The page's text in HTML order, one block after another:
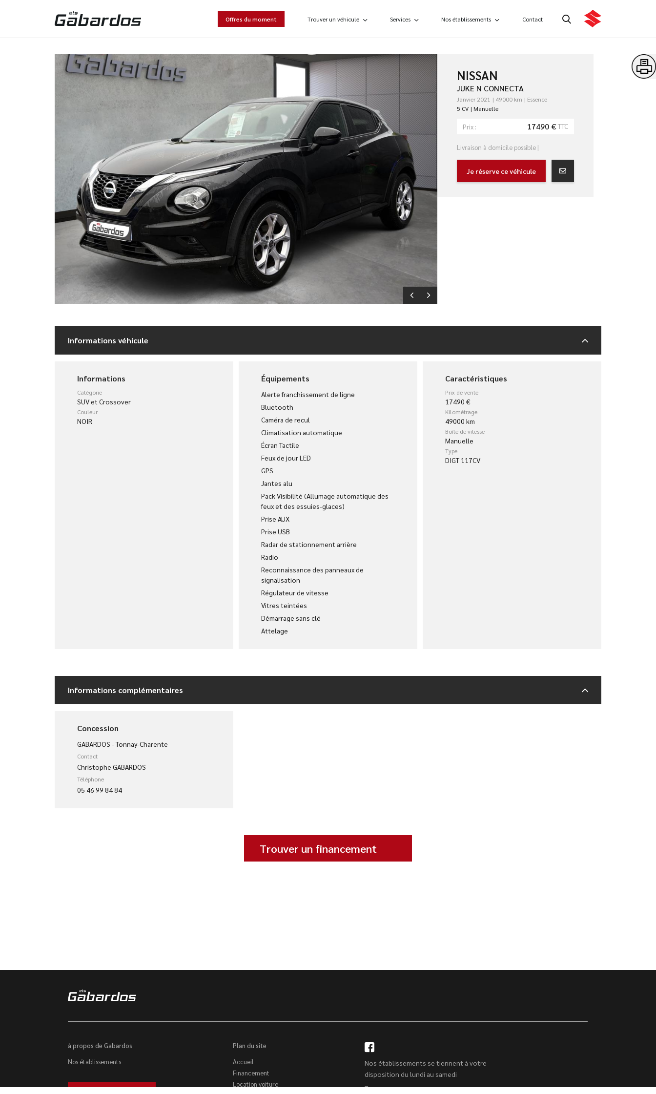
Offres du moment Trouver un véhicule Services Nos établissements Contact
NISSAN
JUKE N CONNECTA
Janvier 2021 49000 km
Essence
5 CV
Manuelle
Prix : 17490 €TTC
Livraison à domicile possible |
Je réserve ce véhicule
Informations véhicule
Informations
Catégorie
SUV et Crossover
Couleur
NOIR
Équipements
Alerte franchissement de ligne
Bluetooth
Caméra de recul
Climatisation automatique
Écran Tactile
Feux de jour LED
GPS
Jantes alu
Pack Visibilité (Allumage automatique des
feux et des essuies-glaces)
Prise AUX
Prise USB
Radar de stationnement arrière
Radio
Reconnaissance des panneaux de
signalisation
Régulateur de vitesse
Vitres teintées
Démarrage sans clé
Attelage
Caractéristiques
Prix de vente
17490 €
Kilométrage
49000 km
Boîte de vitesse
Manuelle
Type
DIGT 117CV
Informations complémentaires
Concession
GABARDOS - Tonnay-Charente
Contact
Christophe GABARDOS
Téléphone
05 46 99 84 84
Trouver un financement
à propos de Gabardos
Nos établissements
Plan du site
Accueil
Financement
Location voiture
Nos établissements se tiennent à votre
disposition du lundi au samedi
–